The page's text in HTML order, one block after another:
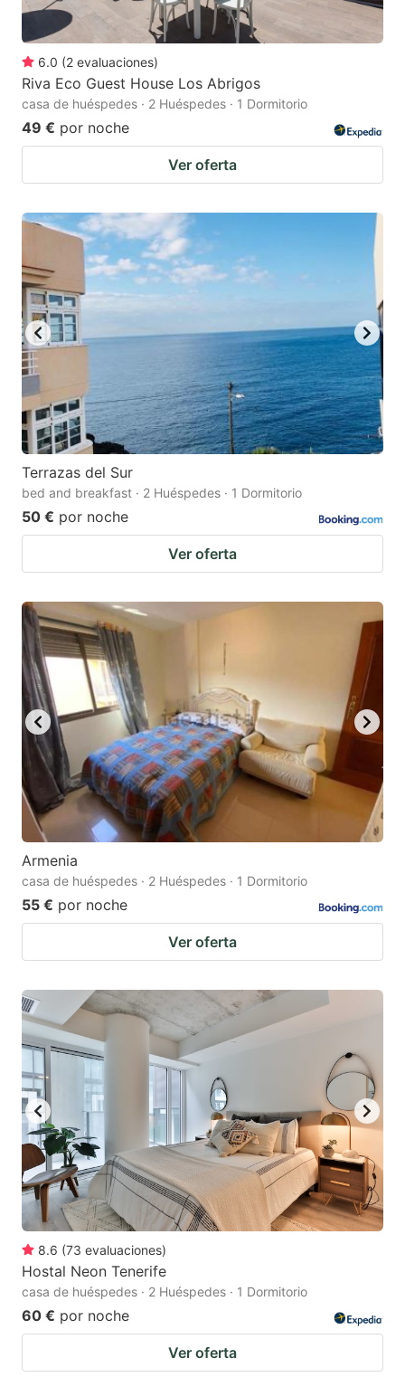
6.0 (2 evaluaciones)
Riva Eco Guest House Los Abrigos
casa de huéspedes · 2 Huéspedes · 1 Dormitorio
49 € por noche
Ver oferta
Terrazas del Sur
bed and breakfast · 2 Huéspedes · 1 Dormitorio
50 € por noche
Ver oferta
Armenia
casa de huéspedes · 2 Huéspedes · 1 Dormitorio
55 € por noche
Ver oferta
8.6 (73 evaluaciones)
Hostal Neon Tenerife
casa de huéspedes · 2 Huéspedes · 1 Dormitorio
60 € por noche
Ver oferta